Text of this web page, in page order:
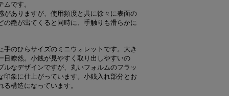
です。
ありますが、使用頻度と共に徐々に表面の
艶が出てくると同時に、手触りも滑らかに
のひらサイズのミニウォレットです。大き
目瞭然。小銭が見やすく取り出しやすいの
なデザインですが、丸いフォルムのフラッ
象に仕上がっています。小銭入れ部分とお
構造になっています。